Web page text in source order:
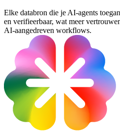
Elke databron die je AI-agents
en verifieerbaar, wat meer
AI-aangedreven workflows.